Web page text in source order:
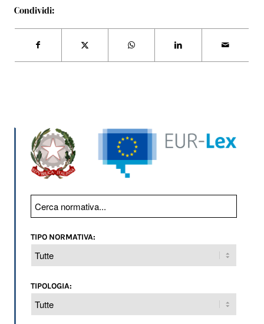
Condividi:
TIPO NORMATIVA:
TIPOLOGIA: